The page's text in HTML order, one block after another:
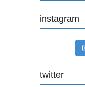
instagram
twitter